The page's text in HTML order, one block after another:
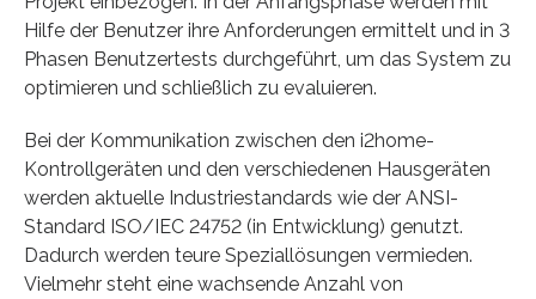
Hilfe der Benutzer ihre Anforderungen ermittelt und in 3
Phasen Benutzertests durchgeführt, um das System zu
optimieren und schließlich zu evaluieren.
Bei der Kommunikation zwischen den i2home-
Kontrollgeräten und den verschiedenen Hausgeräten
werden aktuelle Industriestandards wie der ANSI-
Standard ISO/IEC 24752 (in Entwicklung) genutzt.
Dadurch werden teure Speziallösungen vermieden.
Vielmehr steht eine wachsende Anzahl von